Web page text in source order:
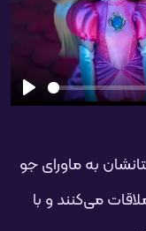
شروع
به ماورای جو
می‌کنند و با